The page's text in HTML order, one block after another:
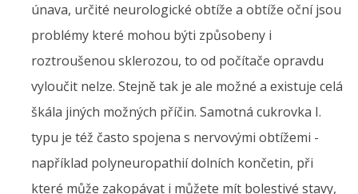
únava, určité neurologické obtíže a obtíže oční jsou
problémy které mohou býti způsobeny i
roztroušenou sklerozou, to od počítače opravdu
vyloučit nelze. Stejně tak je ale možné a existuje celá
škála jiných možných příčin. Samotná cukrovka I.
typu je též často spojena s nervovými obtížemi -
například polyneuropathií dolních končetin, při
které může zakopávat i můžete mít bolestivé stavy,